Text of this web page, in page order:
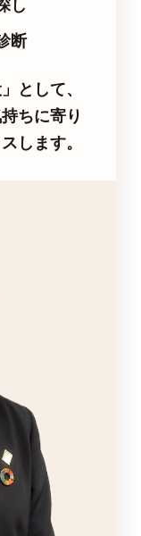
し
断
として、
ちに寄り
します。